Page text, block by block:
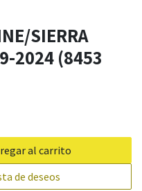
SIERRA
2024 (8453
al carrito
de deseos